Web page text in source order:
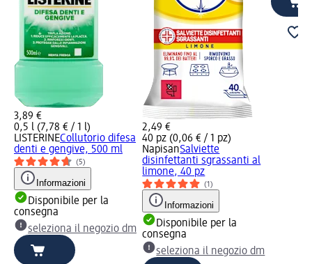
3,89 €
0,5 l (7,78 € / 1 l)
LISTERINECollutorio difesa
denti e gengive, 500 ml
(5)
Informazioni
Disponibile per la
consegna
seleziona il negozio dm
2,49 €
40 pz (0,06 € / 1 pz)
NapisanSalviette
disinfettanti sgrassanti al
limone, 40 pz
(1)
Informazioni
Disponibile per la
consegna
seleziona il negozio dm